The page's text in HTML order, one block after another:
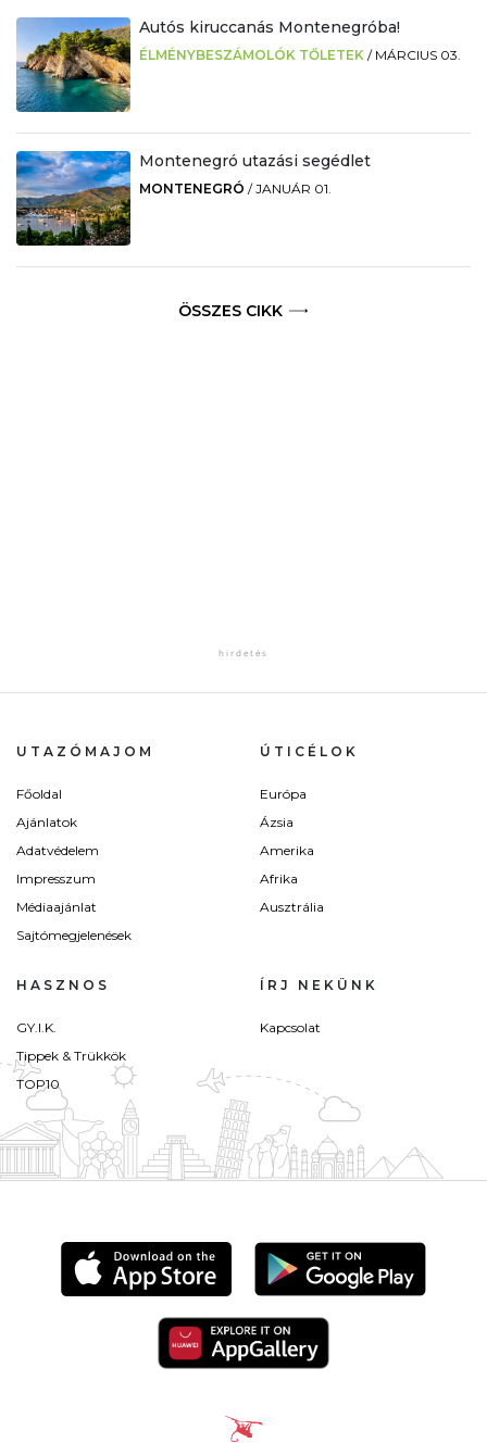
Autós kiruccanás Montenegróba!
ÉLMÉNYBESZÁMOLÓK TŐLETEK / MÁRCIUS 03.
Montenegró utazási segédlet
MONTENEGRÓ /JANUÁR 01.
ÖSSZES CIKK
UTAZÓMAJOM
Főoldal
Ajánlatok
Adatvédelem
Impresszum
Médiaajánlat
Sajtómegjelenések
ÚTICÉLOK
Európa
Ázsia
Amerika
Afrika
Ausztrália
HASZNOS
GY.I.K.
Tippek & Trükkök
TOP10
ÍRJ NEKÜNK
Kapcsolat